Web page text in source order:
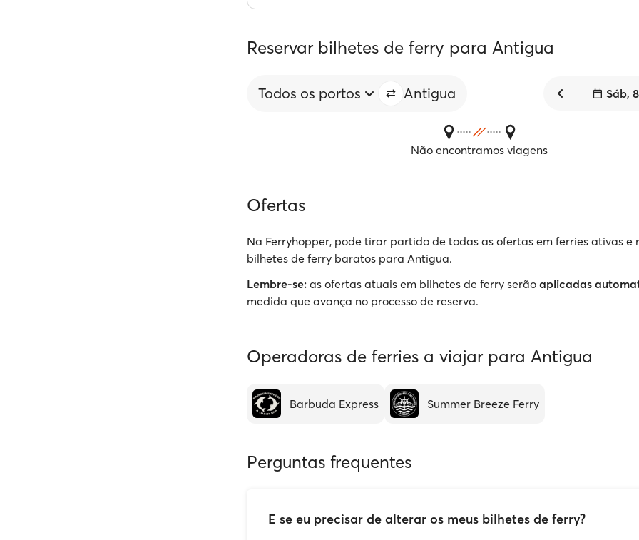
Reservar bilhetes de ferry para Antigua
Todos os portos Antigua Sáb,
Não encontramos viagens
Ofertas
Na Ferryhopper, pode tirar partido de todas as ofertas em ferries ativas e
bilhetes de ferry baratos para Antigua.
Lembre-se: as ofertas atuais em bilhetes de ferry serão aplicadas
medida que avança no processo de reserva.
Operadoras de ferries a viajar para Antigua
Barbuda Express Summer Breeze Ferry
Perguntas frequentes
E se eu precisar de alterar os meus bilhetes de ferry?